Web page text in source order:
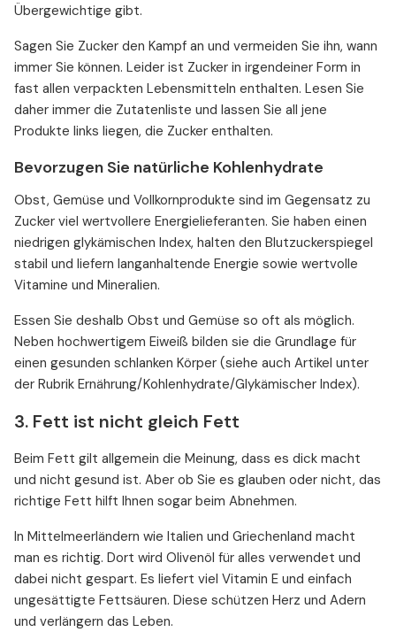
Übergewichtige gibt.
Sagen Sie Zucker den Kampf an und vermeiden Sie ihn, wann
immer Sie können. Leider ist Zucker in irgendeiner Form in
fast allen verpackten Lebensmitteln enthalten. Lesen Sie
daher immer die Zutatenliste und lassen Sie all jene
Produkte links liegen, die Zucker enthalten.
Bevorzugen Sie natürliche Kohlenhydrate
Obst, Gemüse und Vollkornprodukte sind im Gegensatz zu
Zucker viel wertvollere Energielieferanten. Sie haben einen
niedrigen glykämischen Index, halten den Blutzuckerspiegel
stabil und liefern langanhaltende Energie sowie wertvolle
Vitamine und Mineralien.
Essen Sie deshalb Obst und Gemüse so oft als möglich.
Neben hochwertigem Eiweiß bilden sie die Grundlage für
einen gesunden schlanken Körper (siehe auch Artikel unter
der Rubrik Ernährung/Kohlenhydrate/Glykämischer Index).
3. Fett ist nicht gleich Fett
Beim Fett gilt allgemein die Meinung, dass es dick macht
und nicht gesund ist. Aber ob Sie es glauben oder nicht, das
richtige Fett hilft Ihnen sogar beim Abnehmen.
In Mittelmeerländern wie Italien und Griechenland macht
man es richtig. Dort wird Olivenöl für alles verwendet und
dabei nicht gespart. Es liefert viel Vitamin E und einfach
ungesättigte Fettsäuren. Diese schützen Herz und Adern
und verlängern das Leben.